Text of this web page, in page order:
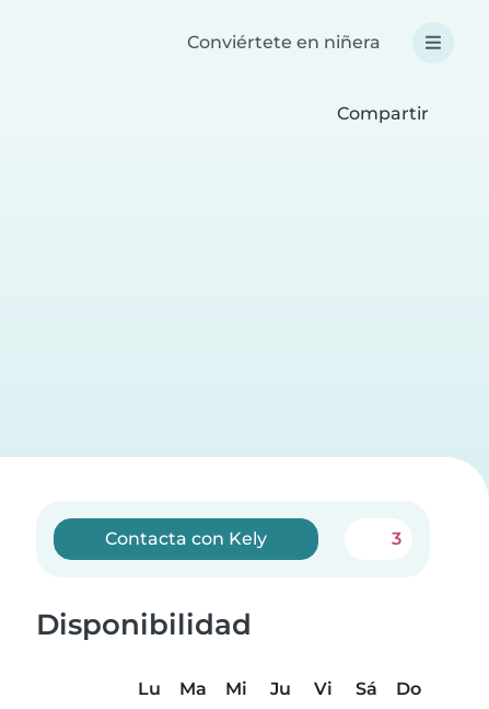
Conviértete en niñera
Compartir
Contacta con Kely 3
Disponibilidad
Lu Ma Mi Ju Vi Sá
Do